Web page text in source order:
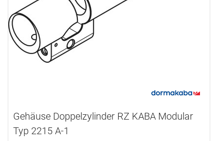
Gehäuse Doppelzylinder RZ KABA Modular
Typ 2215 A-1